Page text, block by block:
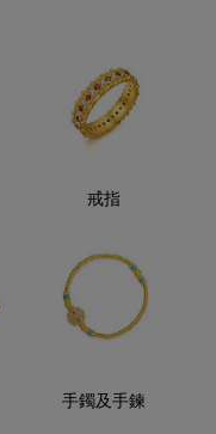
戒指
手鐲及手鍊